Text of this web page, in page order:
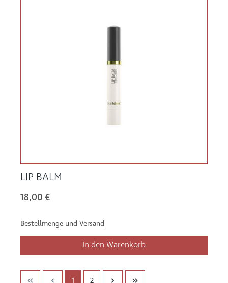
LIP BALM
18,00 €
Bestellmenge und Versand
In den Warenkorb
1 2